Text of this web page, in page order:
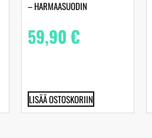
– HARMAASUODIN
59,90€
LISÄÄ OSTOSKORIIN